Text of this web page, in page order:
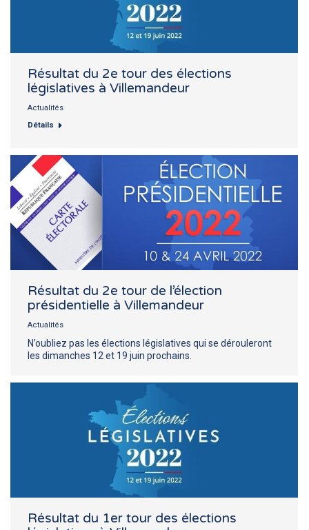
Résultat du 2e tour des élections
législatives à Villemandeur
Actualités
Détails
Résultat du 2e tour de l’élection
présidentielle à Villemandeur
Actualités
N’oubliez pas les élections législatives qui se dérouleront
les dimanches 12 et 19 juin prochains.
Résultat du 1er tour des élections